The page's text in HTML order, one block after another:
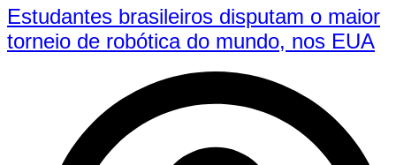
Estudantes brasileiros disputam o maior
torneio de robótica do mundo, nos EUA